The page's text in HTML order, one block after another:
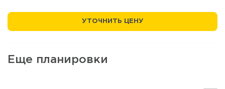
УТОЧНИТЬ ЦЕНУ
Еще планировки